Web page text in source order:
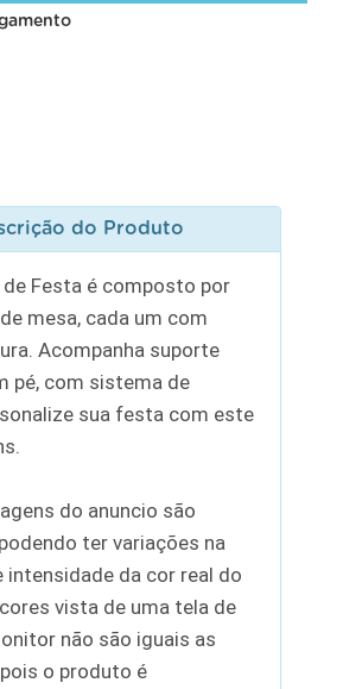
do Produto
Festa é composto por
mesa, cada um com
Acompanha suporte
pé, com sistema de
sua festa com este
do anuncio são
ter variações na
intensidade da cor real do
vista de uma tela de
não são iguais as
o produto é